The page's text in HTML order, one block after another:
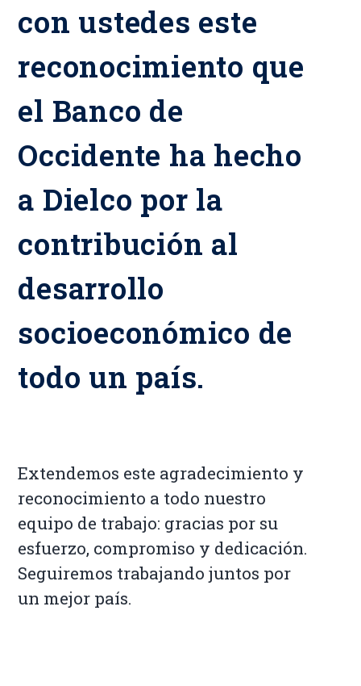
con ustedes este
reconocimiento que
el Banco de
Occidente ha hecho
a Dielco por la
contribución al
desarrollo
socioeconómico de
todo un país.
Extendemos este agradecimiento y
reconocimiento a todo nuestro
equipo de trabajo: gracias por su
esfuerzo, compromiso y dedicación.
Seguiremos trabajando juntos por
un mejor país.